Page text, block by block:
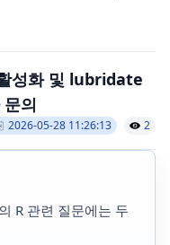
성화 및 lubridate
의
2026-05-28 11:26:13 2
R 관련 질문에는 두